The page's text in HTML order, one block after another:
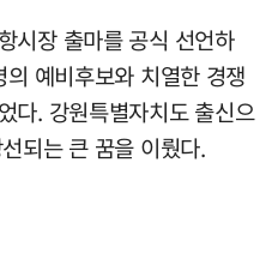
시장 출마를 공식 선언하
예비후보와 치열한 경쟁
다. 강원특별자치도 출신으
되는 큰 꿈을 이뤘다.